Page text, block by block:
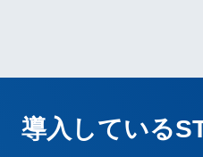
導入している